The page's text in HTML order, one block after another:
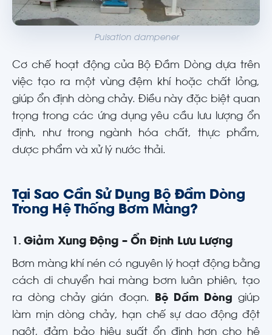
Pulsation dampener
Cơ chế hoạt động của Bộ Đầm Dòng dựa trên
việc tạo ra một vùng đệm khí hoặc chất lỏng,
giúp ổn định dòng chảy. Điều này đặc biệt quan
trọng trong các ứng dụng yêu cầu lưu lượng ổn
định, như trong ngành hóa chất, thực phẩm,
dược phẩm và xử lý nước thải.
Tại Sao Cần Sử Dụng Bộ Đầm Dòng
Trong Hệ Thống Bơm Màng?
1.Giảm Xung Động – Ổn Định Lưu Lượng
Bơm màng khí nén có nguyên lý hoạt động bằng
cách di chuyển hai màng bơm luân phiên, tạo
ra dòng chảy gián đoạn.
Bộ Dầm Dòng giúp
làm mịn dòng chảy, hạn chế sự dao động đột
ngột, đảm bảo hiệu suất ổn định hơn cho hệ